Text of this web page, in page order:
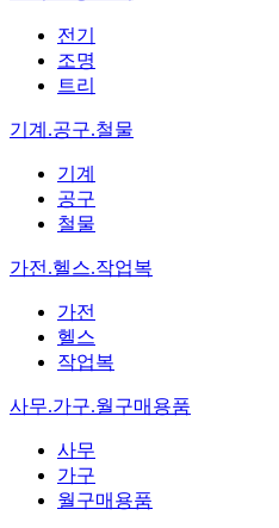
전기
조명
트리
기계.공구.철물
기계
공구
철물
가전.헬스.작업복
가전
헬스
작업복
사무.가구.월구매용품
사무
가구
월구매용품